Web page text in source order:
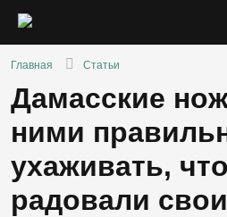
Главная Статьи
Дамасские
ними
ухаживать,
радовали